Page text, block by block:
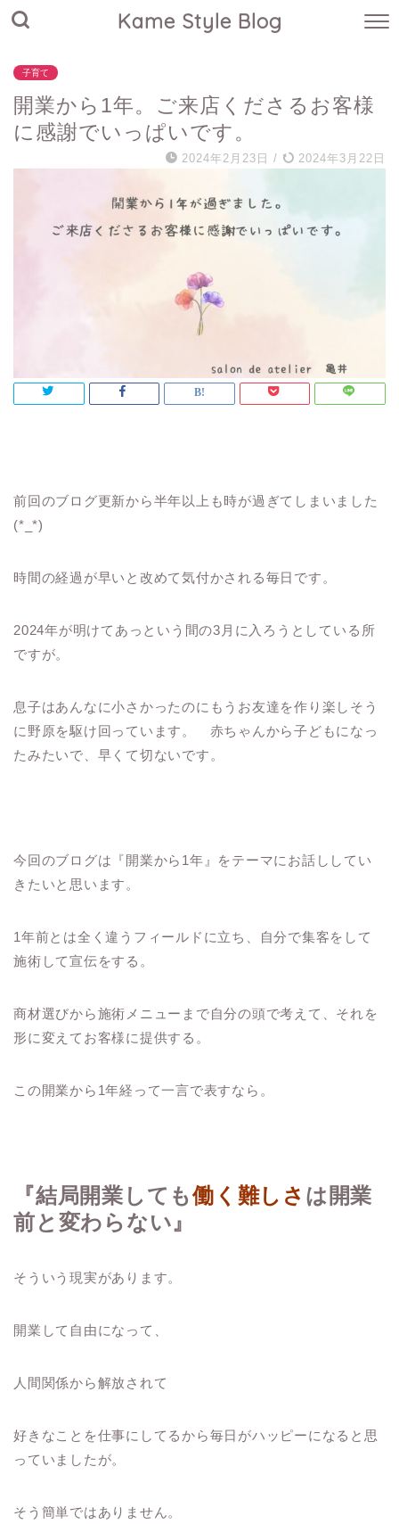
Kame Style Blog
子育て
開業から1年。ご来店くださるお客様
に感謝でいっぱいです。
2024年2月23日 / 2024年3月22日
前回のブログ更新から半年以上も時が過ぎてしまいました
(*_*)
時間の経過が早いと改めて気付かされる毎日です。
2024年が明けてあっという間の3月に入ろうとしている所
ですが。
息子はあんなに小さかったのにもうお友達を作り楽しそう
に野原を駆け回っています。 赤ちゃんから子どもになっ
たみたいで、早くて切ないです。
今回のブログは『開業から1年』をテーマにお話ししてい
きたいと思います。
1年前とは全く違うフィールドに立ち、自分で集客をして
施術して宣伝をする。
商材選びから施術メニューまで自分の頭で考えて、それを
形に変えてお客様に提供する。
この開業から1年経って一言で表すなら。
『結局開業しても働く難しさ は開業
前と変わらない』
そういう現実があります。
開業して自由になって、
人間関係から解放されて
好きなことを仕事にしてるから毎日がハッピーになると思
っていましたが。
そう簡単ではありません。